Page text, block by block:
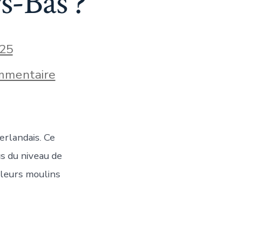
sur
Quel
Pays-
Bas
?
Ce
du niveau de
moulins